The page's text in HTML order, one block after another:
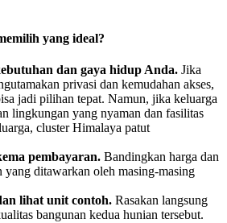
yang ideal?
dan gaya hidup Anda. Jika
privasi dan kemudahan akses,
jadi pilihan tepat. Namun, jika keluarga
lingkungan yang nyaman dan fasilitas
cluster Himalaya patut
pembayaran. Bandingkan harga dan
yang ditawarkan oleh masing-masing
lihat unit contoh. Rasakan langsung
bangunan kedua hunian tersebut.